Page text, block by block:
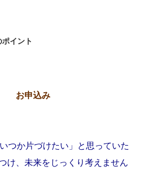
イント
お申込み
つか片づけたい」と思っていた
け、未来をじっくり考えません